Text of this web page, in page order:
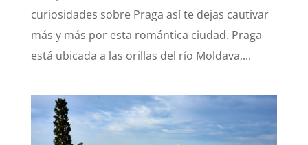
curiosidades sobre Praga así te dejas cautivar
más y más por esta romántica ciudad. Praga
está ubicada a las orillas del río Moldava,...